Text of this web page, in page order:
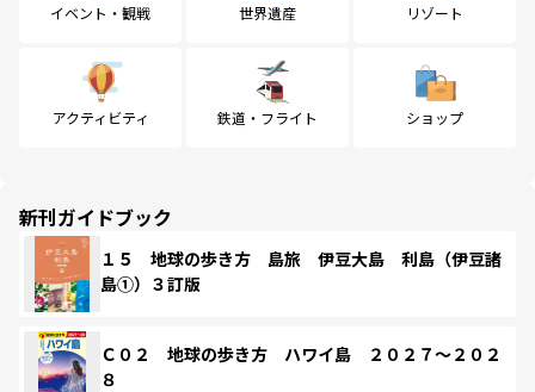
イベント・観戦 世界遺産 リゾート
アクティビティ 鉄道・フライト ショップ
新刊ガイドブック
１５ 地球の歩き方 島旅 伊豆大島 利島（伊豆諸
島①）３訂版
Ｃ０２ 地球の歩き方 ハワイ島 ２０２７～２０２
８